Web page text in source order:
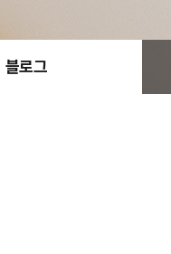
블로그